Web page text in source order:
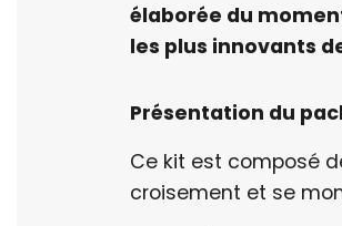
élaborée du
les plus innovants
Présentation du
Ce kit est composé
croisement et se